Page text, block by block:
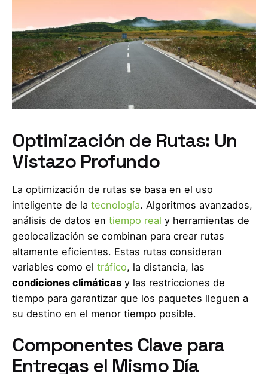
Optimización de Rutas: Un
Vistazo Profundo
La optimización de rutas se basa en el uso
inteligente de la tecnología. Algoritmos avanzados,
análisis de datos en tiempo real y herramientas de
geolocalización se combinan para crear rutas
altamente eficientes. Estas rutas consideran
variables como el tráfico, la distancia, las
condiciones climáticas y las restricciones de
tiempo para garantizar que los paquetes lleguen a
su destino en el menor tiempo posible.
Componentes Clave para
Entregas el Mismo Día